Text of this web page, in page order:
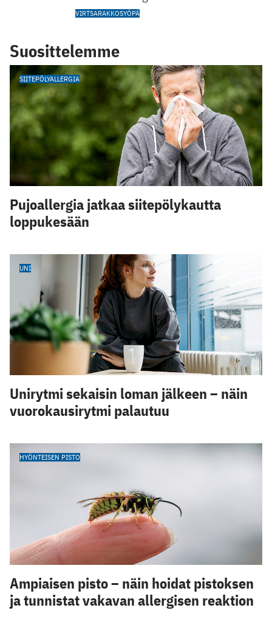
VIRTSARAKKOSYÖPÄ
Suosittelemme
SIITEPÖLYALLERGIA
Pujoallergia jatkaa siitepölykautta
loppukesään
UNI
Unirytmi sekaisin loman jälkeen – näin
vuorokausirytmi palautuu
HYÖNTEISEN PISTO
Ampiaisen pisto – näin hoidat pistoksen
ja tunnistat vakavan allergisen reaktion